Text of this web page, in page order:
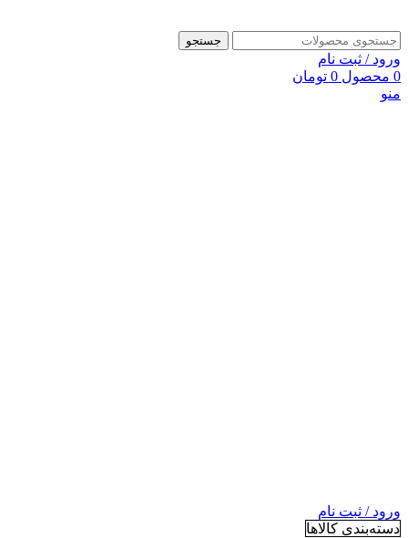
جستجو
ورود / ثبت نام
0 محصول 0 تومان
منو
ورود / ثبت نام
دسته‌بندی کالاها